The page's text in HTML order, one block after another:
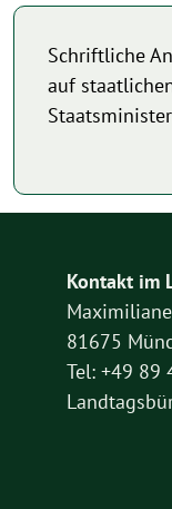
Schriftliche
auf
Kontakt im
81675
Tel: +49 89